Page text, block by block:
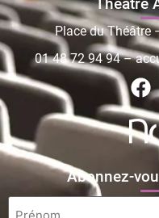
Théâtre
Place du Théâtre
01 48 72 94 94–
Abonnez-
Prénom